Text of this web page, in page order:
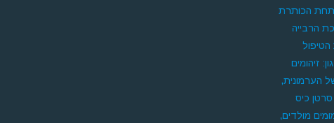
תחת הכותרת
הרבייה
זיהומים
הערמונית,
סרטן כיס
מולדים,